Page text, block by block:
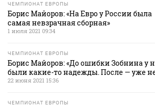
ЧЕМПИОНАТ ЕВРОПЫ
Борис Майоров: «На Евро у России была
самая невзрачная сборная»
1 июля 2021 09:34
ЧЕМПИОНАТ ЕВРОПЫ
Борис Майоров: «До ошибки Зобнина у
были какие-то надежды. После — уже
22 июня 2021 15:36
ЧЕМПИОНАТ ЕВРОПЫ